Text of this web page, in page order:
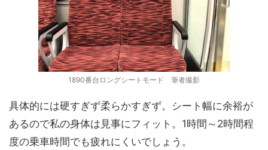
1890番台ロングシートモード 筆者撮影
具体的には硬すぎず柔らかすぎず。シート幅に余裕が
あるので私の身体は見事にフィット。1時間～2時間程
度の乗車時間でも疲れにくいでしょう。